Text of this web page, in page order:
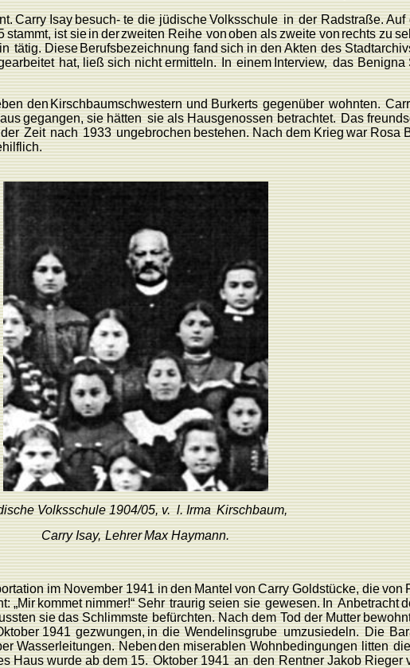
Carry Isaybesuch- te die jüdischeVolksschule in der Radstraße.Auf
stammt, ist sieinderzweiten Reihe vonoben alszweite vonrechts zu
tätig. DieseBerufsbezeichnung fand sich in den Akten des
hat, ließ sich nicht ermitteln. In einem Interview, das Benigna
denKirschbaumschwestern und Burkerts gegenüber wohnten.
aus gegangen, sie hätten sie als Hausgenossen betrachtet. Das
der Zeit nach 1933 ungebrochenbestehen.Nach dem Krieg warRosa
Volksschule 1904/05,v. l. Irma Kirschbaum,
CarryIsay, Lehrer MaxHaymann.
im November1941 indenMantelvonCarry Goldstücke, dievon
„Mirkommet nimmer!“ Sehr traurig seien sie gewesen. In Anbetracht
siedas Schlimmste befürchten. Nach dem Tod der Mutter
1941 gezwungen,in die Wendelinsgrube umzusiedeln. Die
Wasserleitungen. Nebenden miserablen Wohnbedingungen litten
Haus wurde abdem15. Oktober 1941 an den RentnerJakobRieger